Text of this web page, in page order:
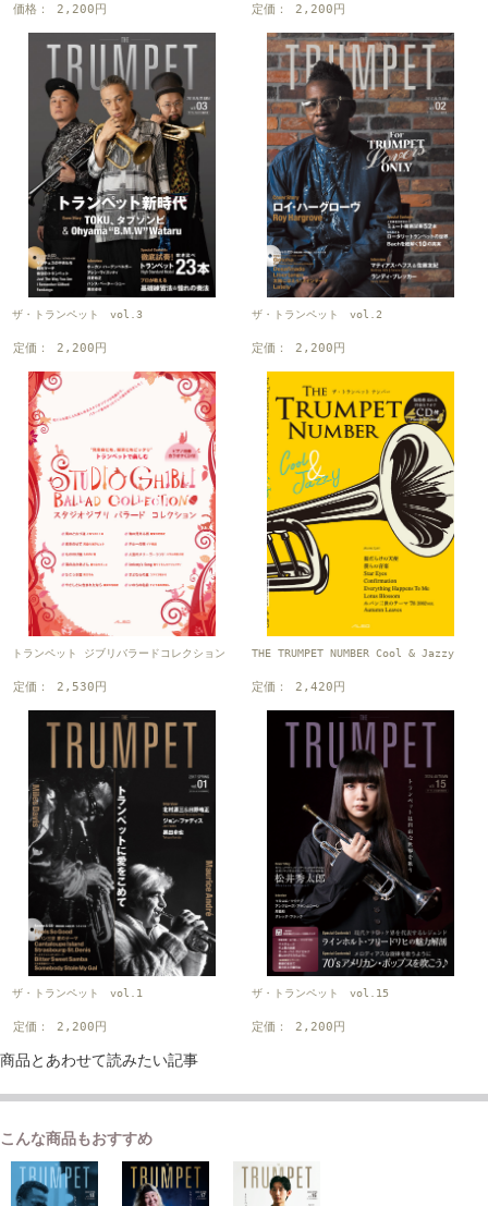
価格： 2,200円 定価： 2,200円
ザ・トランペット vol.3
定価： 2,200円
ザ・トランペット vol.2
定価： 2,200円
トランペット ジブリバラードコレクション
定価： 2,530円
THE TRUMPET NUMBER Cool & Jazzy
定価： 2,420円
ザ・トランペット vol.1
定価： 2,200円
ザ・トランペット vol.15
定価： 2,200円
商品とあわせて読みたい記事
こんな商品もおすすめ